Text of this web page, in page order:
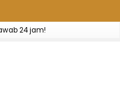
24 jam!